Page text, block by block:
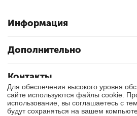
Информация
Дополнительно
Контакты
© 2017 - 2026 Тулса. Все права
Для обеспечения высокого уровня
сайте используются файлы cookie.
использование, вы соглашаетесь с
будут сохраняться на вашем